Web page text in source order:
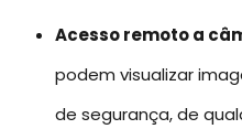
Acesso remoto a
podem visualizar
de segurança, de